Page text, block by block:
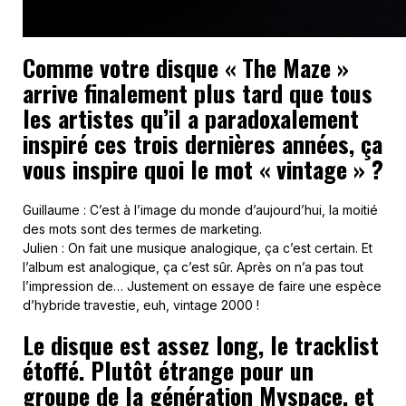
Comme votre disque « The Maze »
arrive finalement plus tard que tous
les artistes qu’il a paradoxalement
inspiré ces trois dernières années, ça
vous inspire quoi le mot « vintage » ?
Guillaume : C’est à l’image du monde d’aujourd’hui, la moitié
des mots sont des termes de marketing.
Julien : On fait une musique analogique, ça c’est certain. Et
l’album est analogique, ça c’est sûr. Après on n’a pas tout
l’impression de… Justement on essaye de faire une espèce
d’hybride travestie, euh, vintage 2000 !
Le disque est assez long, le tracklist
étoffé. Plutôt étrange pour un
groupe de la génération Myspace, et